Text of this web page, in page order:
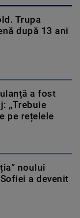
Trupa
după 13 ani
a fost
„Trebuie
pe rețelele
noului
a devenit